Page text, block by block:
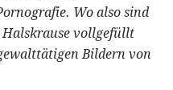
Wo also sind
Halskrause vollgefüllt
Bildern von